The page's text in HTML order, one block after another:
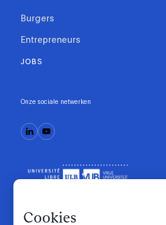
Cookies
Burgers
Entrepreneurs
JOBS
Onze sociale netwerken